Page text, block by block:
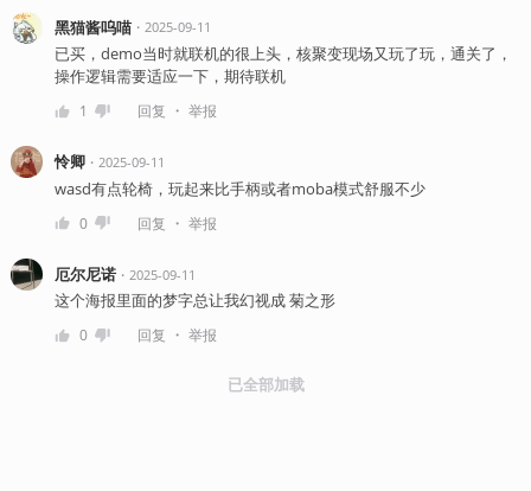
黑猫酱呜喵・ 2025-09-11
已买，demo当时就联机的很上头，核聚变现场又玩了玩，通关了，
操作逻辑需要适应一下，期待联机
1 回复 ・ 举报
怜卿・ 2025-09-11
wasd有点轮椅，玩起来比手柄或者moba模式舒服不少
0 回复 ・ 举报
厄尔尼诺・ 2025-09-11
这个海报里面的梦字总让我幻视成 菊之形
0 回复 ・ 举报
已全部加载